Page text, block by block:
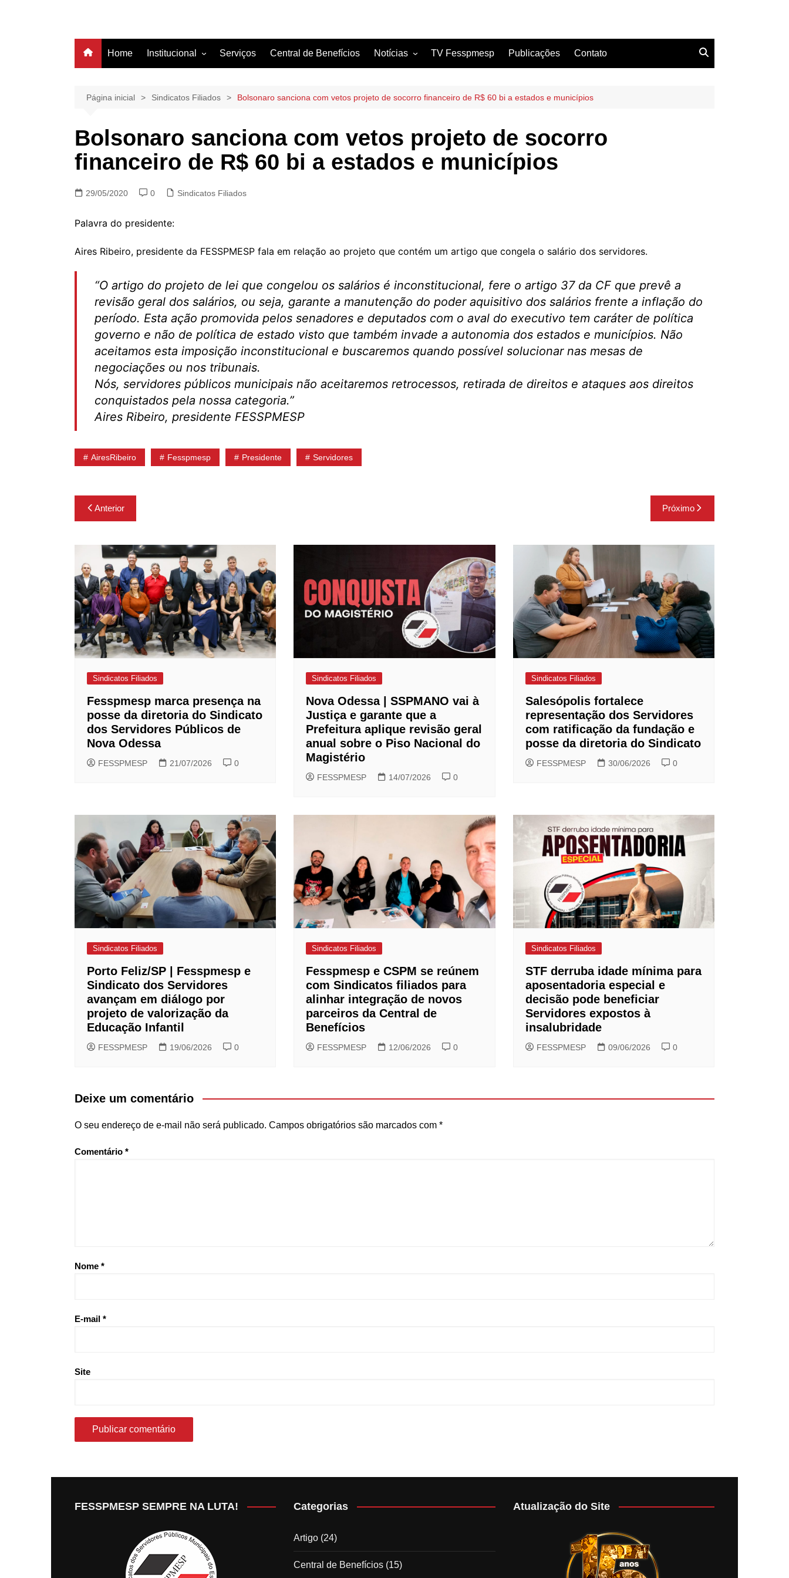
Home Institucional
Estrutura
Diretoria
Serviços Central de Benefícios Notícias
Artigos
TV Fesspmesp Publicações Contato
Página inicial Sindicatos Filiados Bolsonaro sanciona com vetos projeto de socorro financeiro de R$ 60 bi a estados e municípios
Bolsonaro sanciona com vetos projeto de socorro
financeiro de R$ 60 bi a estados e municípios
29/05/2020 0 Sindicatos Filiados
Palavra do presidente:
Aires Ribeiro, presidente da FESSPMESP fala em relação ao projeto que contém um artigo que congela o salário dos servidores.
“O artigo do projeto de lei que congelou os salários é inconstitucional, fere o artigo 37 da CF que prevê a
revisão geral dos salários, ou seja, garante a manutenção do poder aquisitivo dos salários frente a inflação do
período. Esta ação promovida pelos senadores e deputados com o aval do executivo tem caráter de política
governo e não de política de estado visto que também invade a autonomia dos estados e municípios. Não
aceitamos esta imposição inconstitucional e buscaremos quando possível solucionar nas mesas de
negociações ou nos tribunais.
Nós, servidores públicos municipais não aceitaremos retrocessos, retirada de direitos e ataques aos direitos
conquistados pela nossa categoria.”
Aires Ribeiro, presidente FESSPMESP
AiresRibeiro Fesspmesp Presidente Servidores
Navegação
de
Post
Anterior Próximo
Sindicatos Filiados
Fesspmesp marca presença na
posse da diretoria do Sindicato
dos Servidores Públicos de
Nova Odessa
FESSPMESP 21/07/2026 0
Sindicatos Filiados
Nova Odessa | SSPMANO vai à
Justiça e garante que a
Prefeitura aplique revisão geral
anual sobre o Piso Nacional do
Magistério
FESSPMESP 14/07/2026 0
Sindicatos Filiados
Salesópolis fortalece
representação dos Servidores
com ratificação da fundação e
posse da diretoria do Sindicato
FESSPMESP 30/06/2026 0
Sindicatos Filiados
Porto Feliz/SP | Fesspmesp e
Sindicato dos Servidores
avançam em diálogo por
projeto de valorização da
Educação Infantil
FESSPMESP 19/06/2026 0
Sindicatos Filiados
Fesspmesp e CSPM se reúnem
com Sindicatos filiados para
alinhar integração de novos
parceiros da Central de
Benefícios
FESSPMESP 12/06/2026 0
Sindicatos Filiados
STF derruba idade mínima para
aposentadoria especial e
decisão pode beneficiar
Servidores expostos à
insalubridade
FESSPMESP 09/06/2026 0
Deixe um comentário
O seu endereço de e-mail não será publicado. Campos obrigatórios são marcados com *
Comentário *
Nome *
E-mail *
Site
FESSPMESP SEMPRE NA LUTA! Categorias
Artigo (24)
Central de Benefícios (15)
Atualização do Site